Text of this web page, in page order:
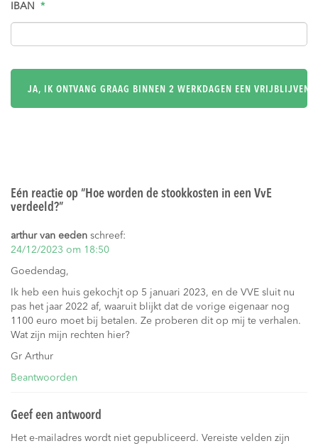
IBAN *
Eén reactie op “Hoe worden de stookkosten in een VvE
verdeeld?”
arthur van eeden schreef:
24/12/2023 om 18:50
Goedendag,
Ik heb een huis gekochjt op 5 januari 2023, en de VVE sluit nu
pas het jaar 2022 af, waaruit blijkt dat de vorige eigenaar nog
1100 euro moet bij betalen. Ze proberen dit op mij te verhalen.
Wat zijn mijn rechten hier?
Gr Arthur
Beantwoorden
Geef een antwoord
Het e-mailadres wordt niet gepubliceerd. Vereiste velden zijn